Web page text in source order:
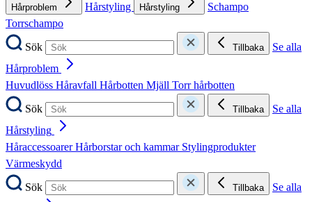
Hårproblem Hårstyling Hårstyling
Schampo
Torrschampo
Sök
Tillbaka
Se alla
Hårproblem
Huvudlöss Håravfall Hårbotten Mjäll Torr hårbotten
Sök
Tillbaka
Se alla
Hårstyling
HåraccessoarerHårborstar och kammar Stylingprodukter
Värmeskydd
Sök
Tillbaka
Se alla